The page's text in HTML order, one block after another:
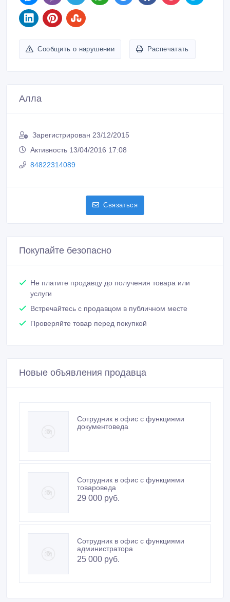
Сообщить о нарушении Распечатать
Алла
Зарегистрирован 23/12/2015
Активность 13/04/2016 17:08
84822314089
Связаться
Покупайте безопасно
Не платите продавцу до получения товара или
услуги
Встречайтесь с продавцом в публичном месте
Проверяйте товар перед покупкой
Новые объявления продавца
Сотрудник в офис с функциями
документоведа
Сотрудник в офис с функциями
товароведа
29 000 руб.
Сотрудник в офис с функциями
администратора
25 000 руб.